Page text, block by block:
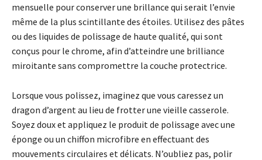
mensuelle pour conserver une brillance qui serait l’envie
même de la plus scintillante des étoiles. Utilisez des pâtes
ou des liquides de polissage de haute qualité, qui sont
conçus pour le chrome, afin d’atteindre une brilliance
miroitante sans compromettre la couche protectrice.
Lorsque vous polissez, imaginez que vous caressez un
dragon d’argent au lieu de frotter une vieille casserole.
Soyez doux et appliquez le produit de polissage avec une
éponge ou un chiffon microfibre en effectuant des
mouvements circulaires et délicats. N’oubliez pas, polir